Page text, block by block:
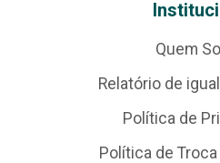
Quem
Relatório de
Política de
Política de